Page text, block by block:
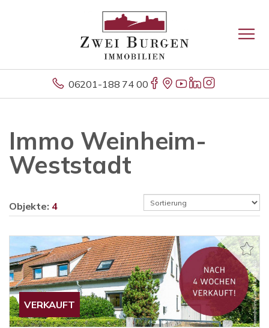
06201-188 74 00
Immo Weinheim-
Weststadt
Objekte: 4
VERKAUFT